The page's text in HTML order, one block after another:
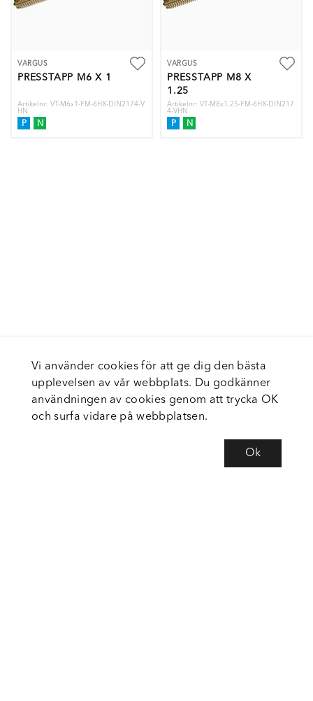
VARGUS
PRESSTAPP M6 X 1
Artikelnr: VT-M6x1-FM-6HX-DIN2174-V
HN
P N
VARGUS
PRESSTAPP M8 X
1.25
Artikelnr: VT-M8x1.25-FM-6HX-DIN217
4-VHN
P N
Vi använder cookies för att ge dig den bästa
upplevelsen av vår webbplats. Du godkänner
användningen av cookies genom att trycka OK
och surfa vidare på webbplatsen.
Ok